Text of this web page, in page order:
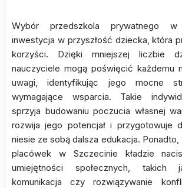
Wybór przedszkola prywatnego
inwestycja w przyszłość dziecka, która
korzyści. Dzięki mniejszej liczbie
nauczyciele mogą poświęcić każdemu
uwagi, identyfikując jego mocne
wymagające wsparcia. Takie
sprzyja budowaniu poczucia własnej
rozwija jego potencjał i przygotowuje
niesie ze sobą dalsza edukacja.
placówek w Szczecinie kładzie
umiejętności społecznych, takich
komunikacja czy rozwiązywanie